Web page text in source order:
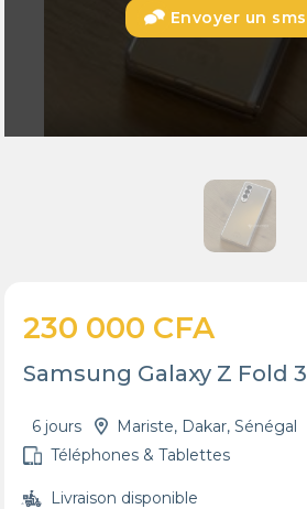
Envoyer un sms
230 000 CFA
Samsung Galaxy Z Fold 3
6 jours
Mariste, Dakar, Sénégal
Téléphones & Tablettes
Livraison disponible